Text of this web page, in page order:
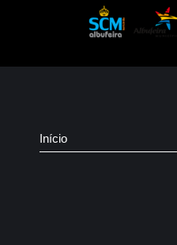
Início